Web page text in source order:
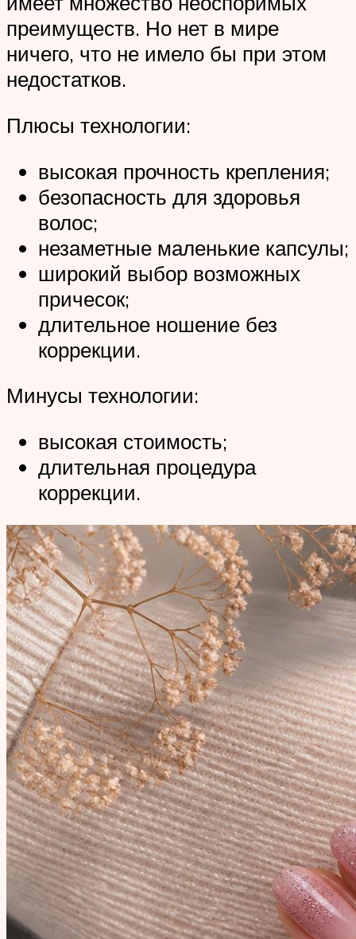
преимуществ. Но нет в мире
ничего, что не имело бы при этом
недостатков.
Плюсы технологии:
высокая прочность крепления;
безопасность для здоровья
волос;
незаметные маленькие капсулы;
широкий выбор возможных
причесок;
длительное ношение без
коррекции.
Минусы технологии:
высокая стоимость;
длительная процедура
коррекции.